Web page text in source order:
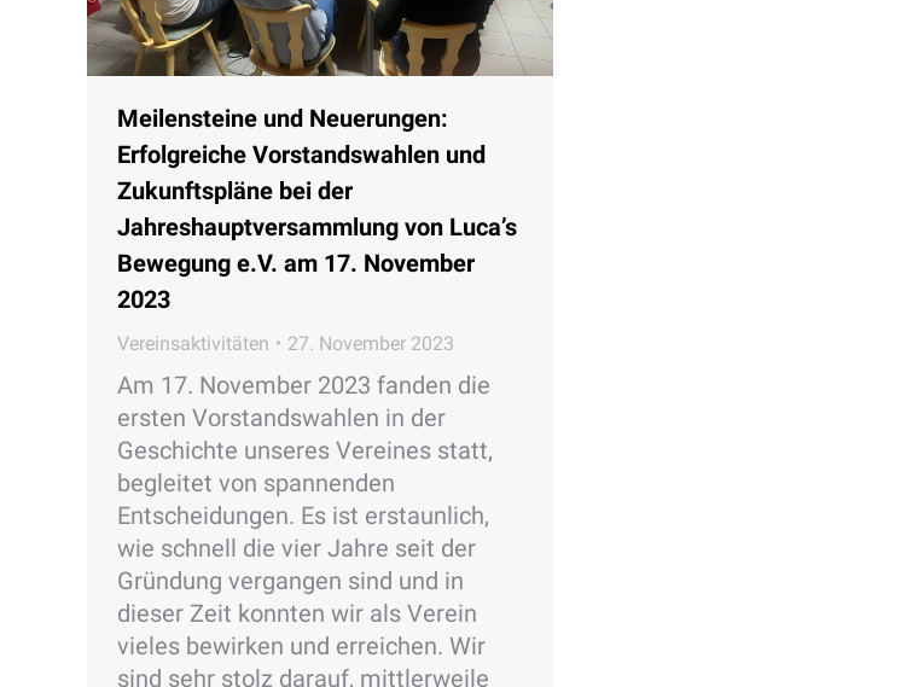
Meilensteine und Neuerungen:
Erfolgreiche Vorstandswahlen und
Zukunftspläne bei der
Jahreshauptversammlung von Luca’s
Bewegung e.V. am 17. November
2023
Vereinsaktivitäten 27. November 2023
Am 17. November 2023 fanden die
ersten Vorstandswahlen in der
Geschichte unseres Vereines statt,
begleitet von spannenden
Entscheidungen. Es ist erstaunlich,
wie schnell die vier Jahre seit der
Gründung vergangen sind und in
dieser Zeit konnten wir als Verein
vieles bewirken und erreichen. Wir
sind sehr stolz darauf, mittlerweile